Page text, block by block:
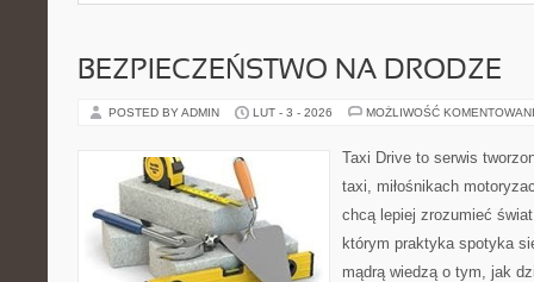
BEZPIECZEŃSTWO NA DRODZE
POSTED BY ADMIN LUT - 3 - 2026 MOŻLIWOŚĆ
Taxi Drive to serwis
taxi, miłośnikach
chcą lepiej zrozumieć
którym praktyka spotyka
mądrą wiedzą o tym, jak